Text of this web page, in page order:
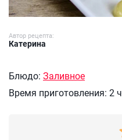
Автор рецепта:
Катерина
Блюдо: Заливное
Время приготовления: 2